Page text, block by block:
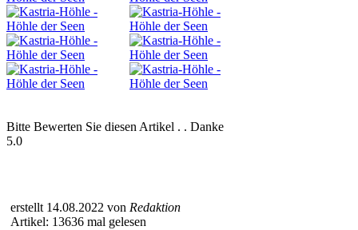
Bitte Bewerten Sie diesen Artikel . . Danke
5.0
erstellt 14.08.2022 von Redaktion
Artikel: 13636 mal gelesen